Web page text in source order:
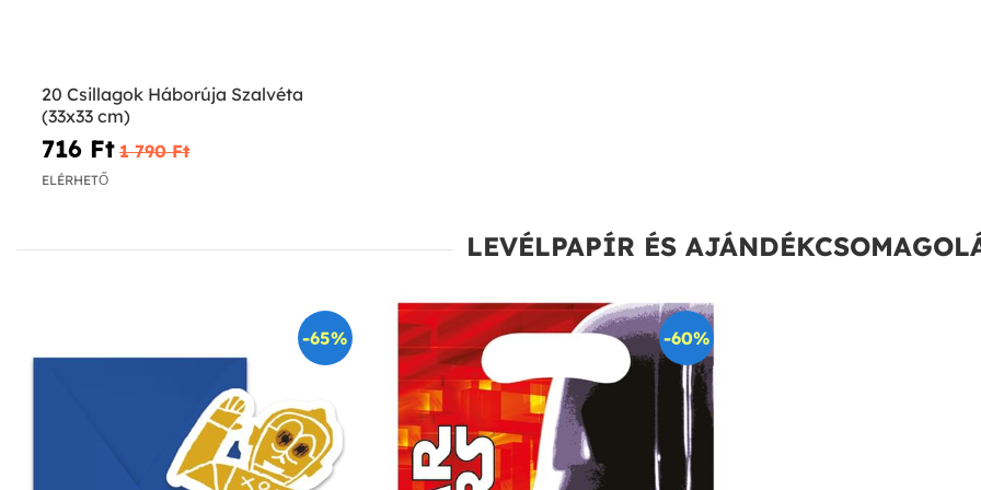
20 Csillagok Háborúja Szalvéta
(33x33 cm)
716 Ft‎ 1 790 Ft‎
ELÉRHETŐ
LEVÉLPAPÍR ÉS
-65% -60%